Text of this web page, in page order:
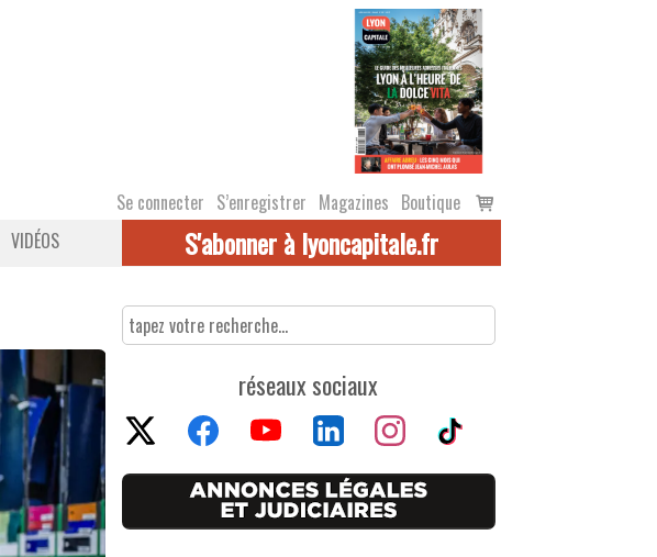
Se connecter S’enregistrer Magazines Boutique
Voir
le
VIDÉOS S'abonner à lyoncapitale.fr
réseaux sociaux